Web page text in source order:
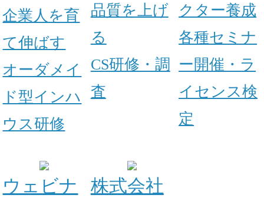
企業人を育
て伸ばす
オーダメイ
ド型インハ
ウス研修
品質を上げ
る
CS研修・調
査
クター養成
各種セミナ
ー開催・ラ
イセンス検
定
ウェビナ
株式会社